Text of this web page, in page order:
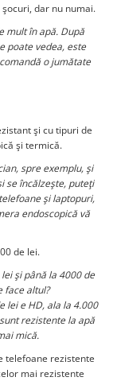
dar nu numai.
mult în apă. După
poate vedea, este
o jumătate
şi cu tipuri de
şi termică.
spre exemplu, şi
se încălzeşte, puteţi
şi laptopuri,
endoscopică vă
de lei.
şi până la 4000 de
face altul?
lei e HD, ala la 4.000
rezistente la apă
mică.
telefoane rezistente
mai rezistente